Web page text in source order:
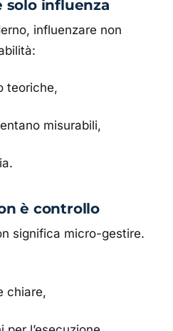
solo influenza
influenzare non
teoriche,
misurabili,
è controllo
significa micro-gestire.
chiare,